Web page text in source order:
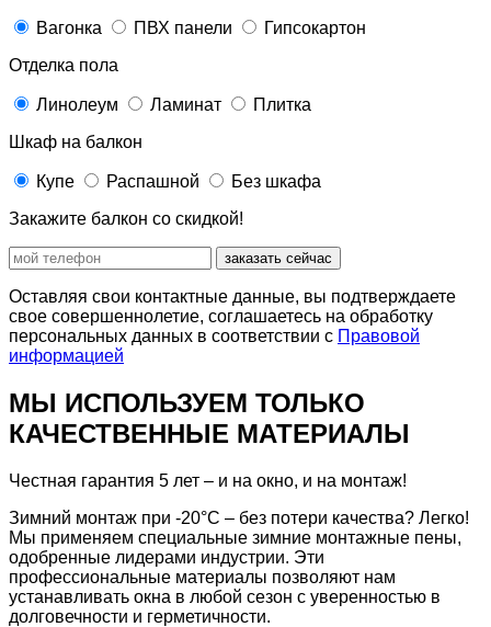
Вагонка ПВХ панели
Гипсокартон
Отделка пола
Линолеум Ламинат
Плитка
Шкаф на балкон
Купе Распашной
Без шкафа
Закажите балкон со скидкой!
заказать сейчас
Оставляя свои контактные данные, вы подтверждаете
свое совершеннолетие, соглашаетесь на обработку
персональных данных в соответствии с Правовой
информацией
МЫ ИСПОЛЬЗУЕМ ТОЛЬКО
КАЧЕСТВЕННЫЕ МАТЕРИАЛЫ
Честная гарантия 5 лет – и на окно, и на монтаж!
Зимний монтаж при -20°С – без потери качества? Легко!
Мы применяем специальные зимние монтажные пены,
одобренные лидерами индустрии. Эти
профессиональные материалы позволяют нам
устанавливать окна в любой сезон с уверенностью в
долговечности и герметичности.